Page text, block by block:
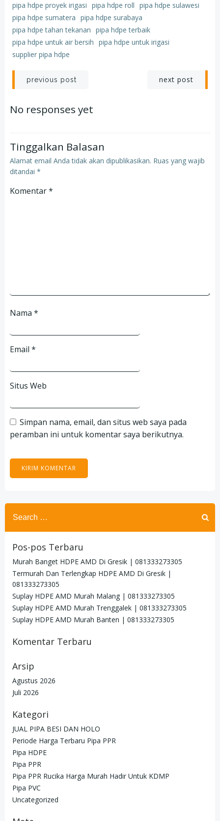
pipa hdpe proyek irigasi pipa hdpe roll pipa hdpe sulawesi
pipa hdpe sumatera pipa hdpe surabaya
pipa hdpe tahan tekanan pipa hdpe terbaik
pipa hdpe untuk air bersih pipa hdpe untuk irigasi
supplier pipa hdpe
Post
navigation
previous post next post
No responses yet
Tinggalkan Balasan
Alamat email Anda tidak akan dipublikasikan. Ruas yang wajib
ditandai *
Komentar*
Nama *
Email *
Situs Web
Simpan nama, email, dan situs web saya pada
peramban ini untuk komentar saya berikutnya.
Search
for:
Pos-pos Terbaru
Murah Banget HDPE AMD Di Gresik | 081333273305
Termurah Dan Terlengkap HDPE AMD Di Gresik |
081333273305
Suplay HDPE AMD Murah Malang | 081333273305
Suplay HDPE AMD Murah Trenggalek | 081333273305
Suplay HDPE AMD Murah Banten | 081333273305
Komentar Terbaru
Arsip
Agustus 2026
Juli 2026
Kategori
JUAL PIPA BESI DAN HOLO
Periode Harga Terbaru Pipa PPR
Pipa HDPE
Pipa PPR
Pipa PPR Rucika Harga Murah Hadir Untuk KDMP
Pipa PVC
Uncategorized